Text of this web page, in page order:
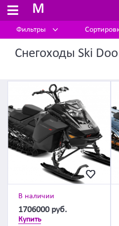
M
Фильтры
Снегоходы Ski
В наличии
1706000 руб.
Купить